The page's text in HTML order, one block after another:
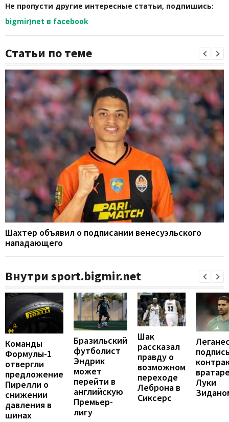
Не пропусти другие интересные статьи, подпишись:
bigmir)net в facebook
Статьи по теме
Шахтер объявил о подписании венесуэльского
нападающего
Внутри sport.bigmir.net
Команды
Формулы-1
отвергли
предложение
Пирелли о
снижении
давления в
шинах
Бразильский
футболист
Эндрик
может
перейти в
английскую
Премьер-
лигу
Шак
рассказал
правду о
возможном
переходе
Леброна в
Сиксерс
Луки